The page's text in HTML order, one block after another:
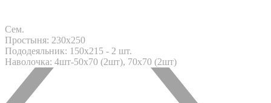
Сем.
Простыня: 230x250
Пододеяльник: 150x215 - 2 шт.
Наволочка: 4шт-50х70 (2шт), 70х70 (2шт)